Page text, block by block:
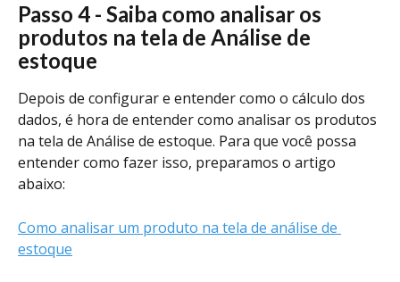
Passo 4 - Saiba como analisar os
produtos na tela de Análise de
estoque
Depois de configurar e entender como o cálculo dos
dados, é hora de entender como analisar os produtos
na tela de Análise de estoque. Para que você possa
entender como fazer isso, preparamos o artigo
abaixo:
Como analisar um produto na tela de análise de
estoque